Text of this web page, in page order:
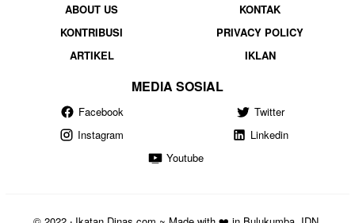
ABOUT US
KONTAK
KONTRIBUSI
PRIVACY POLICY
ARTIKEL
IKLAN
MEDIA SOSIAL
Facebook
Twitter
Instagram
Linkedin
Youtube